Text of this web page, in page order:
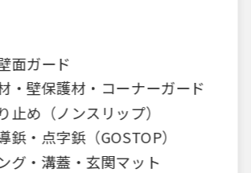
2
面ガード
・壁保護材・コーナーガード
止め（ノンスリップ）
鋲・点字鋲（GOSTOP）
グ・溝蓋・玄関マット